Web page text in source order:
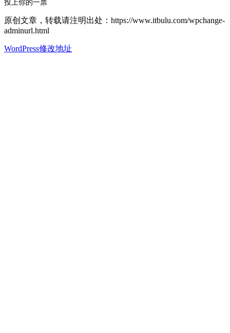
投上你的一票
原创文章，转载请注明出处：https://www.itbulu.com/wpchange-
adminurl.html
WordPress修改地址